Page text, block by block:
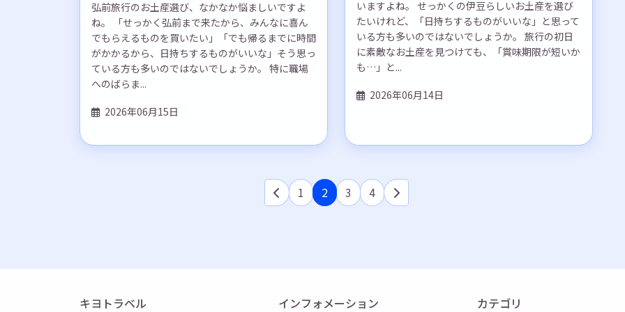
弘前旅行のお土産選び、なかなか悩ましいですよ
ね。 「せっかく弘前まで来たから、みんなに喜ん
でもらえるものを買いたい」「でも帰るまでに時間
がかかるから、日持ちするものがいいな」そう思っ
ている方も多いのではないでしょうか。 特に職場
へのばらま...
2026年06月15日
いますよね。 せっかくの伊豆らしいお土産を選び
たいけれど、「日持ちするものがいいな」と思って
いる方も多いのではないでしょうか。 旅行の初日
に素敵なお土産を見つけても、「賞味期限が短いか
も…」と...
2026年06月14日
1 2 3 4
キヨトラベル インフォメーション カテゴリ